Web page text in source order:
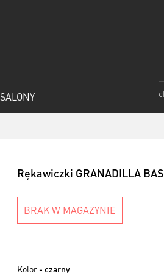
SALONY
Rękawiczki GRANADILLA BAS
BRAK W MAGAZYNIE
Kolor - czarny